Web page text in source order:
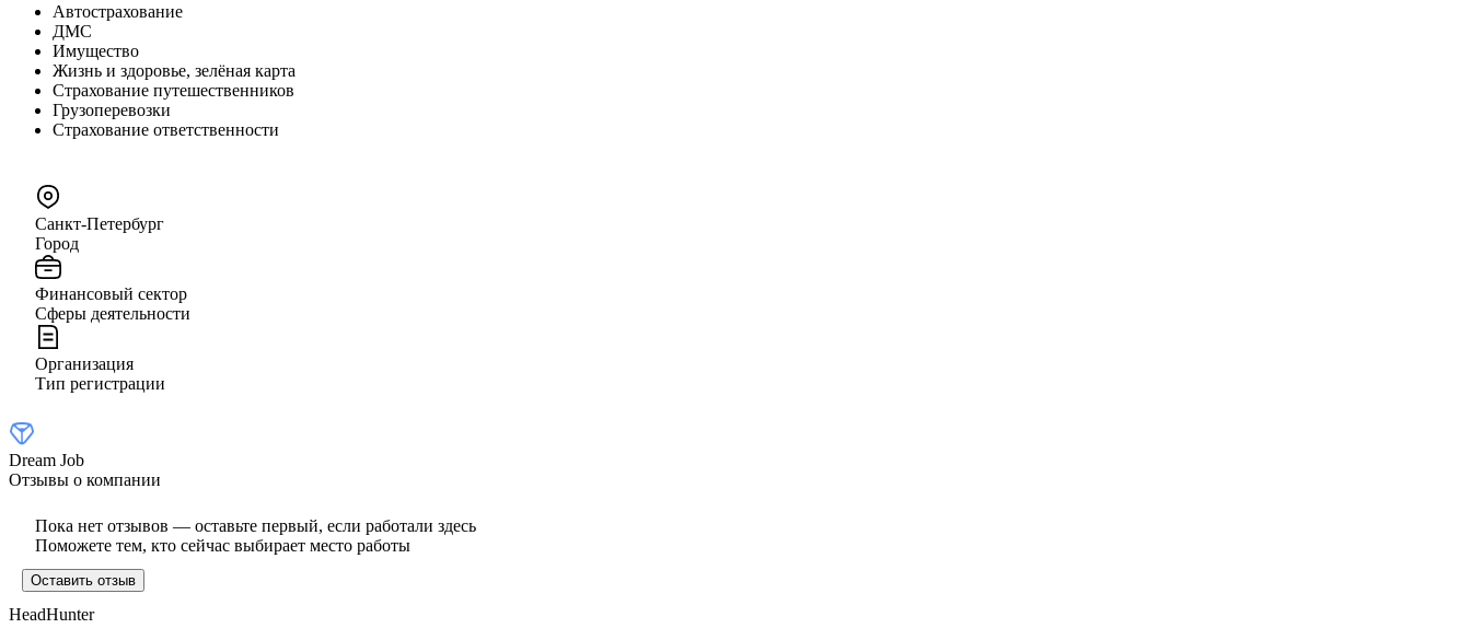
Автострахование
ДМС
Имущество
Жизнь и здоровье, зелёная карта
Страхование путешественников
Грузоперевозки
Страхование ответственности
Санкт-Петербург
Город
Финансовый сектор
Сферы деятельности
Организация
Тип регистрации
Dream Job
Отзывы о компании
Пока нет отзывов — оставьте первый, если работали здесь
Поможете тем, кто сейчас выбирает место работы
Оставить отзыв
HeadHunter